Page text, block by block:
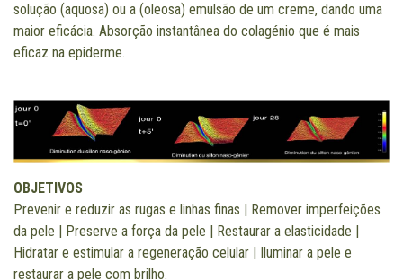
solução (aquosa) ou a (oleosa) emulsão de um creme, dando uma
maior eficácia. Absorção instantânea do colagénio que é mais
eficaz na epiderme.
OBJETIVOS
Prevenir e reduzir as rugas e linhas finas | Remover imperfeições
da pele | Preserve a força da pele | Restaurar a elasticidade |
Hidratar e estimular a regeneração celular | Iluminar a pele e
restaurar a pele com brilho.